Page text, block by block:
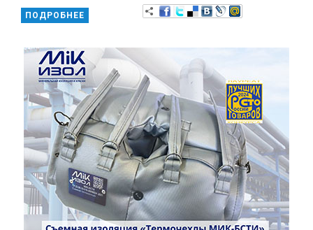
ПОДРОБНЕЕ